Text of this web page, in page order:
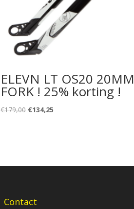
ELEVN LT OS20 20MM
FORK ! 25% korting !
€179,00 Oorspronkelijke
€134,25Huidige
Contact